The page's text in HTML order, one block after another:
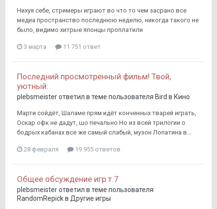
Нихуя себе, стримеры играют во что то чем засрано все
медиа пространство последнюю неделю, никогда такого не
было, видимо хитрые японцы проплатили
3 марта 11 751 ответ
Последний просмотренный фильм! Твой,
уютный.
plebsmeisterответил в теме пользователя Bird в Кино
Марти сойдёт, Шаламе прям идёт конченных тварей играть,
Оскар офк не дадут, шо печально Но из всей трилогии о
бодрых кабанах все же самый слабый, музон Лопатина в...
28 февраля 19 955 ответов
Общее обсуждение игр т.7
plebsmeisterответил в теме пользователя
RandomRepickв Другие игры